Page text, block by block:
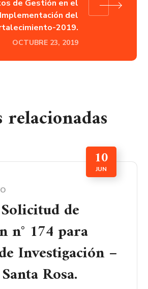
de Gestión en el
del
2019.
OCTUBRE 23, 2019
10
JUN
de
n° 174 para
Investigación –
Rosa.